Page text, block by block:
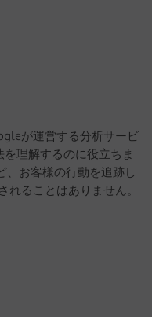
が運営する分析サービ
理解するのに役立ちま
、お客様の行動を追跡し
ることはありません。